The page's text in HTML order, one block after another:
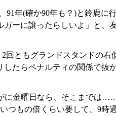
年(確か90年も？)と鈴鹿に
ーに譲ったらしいよ」と、
回ともグランドスタンドの右
たらペナルティの関係で抜
に金曜日なら、そこまでは
つもの倍くらい要して、9時